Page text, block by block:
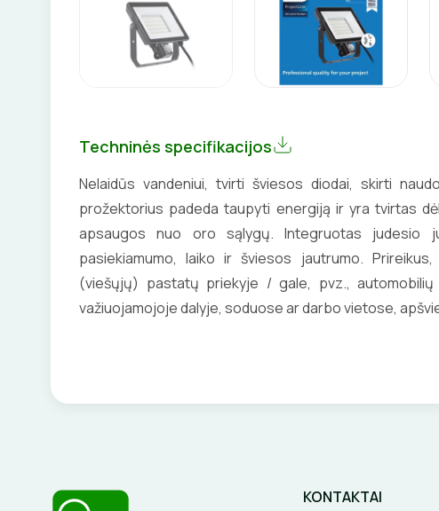
Techninės specifikacijos
Nelaidūs vandeniui, tvirti šviesos diodai, skirti
prožektorius padeda taupyti energiją ir yra tvirtas
apsaugos nuo oro sąlygų. Integruotas judesio
pasiekiamumo, laiko ir šviesos jautrumo.
(viešųjų) pastatų priekyje / gale, pvz., automobilių
važiuojamojoje dalyje, soduose ar darbo vietose,
KONTAKTAI